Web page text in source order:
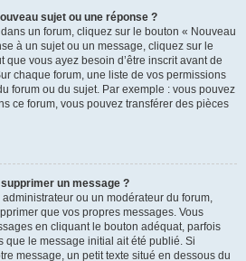
sujet ou une réponse ?
un forum, cliquez sur le bouton « Nouveau
à un sujet ou un message, cliquez sur le
que vous ayez besoin d’être inscrit avant de
chaque forum, une liste de vos permissions
forum ou du sujet. Par exemple : vous pouvez
ce forum, vous pouvez transférer des pièces
un message ?
ou un modérateur du forum,
que vos propres messages. Vous
en cliquant le bouton adéquat, parfois
que le message initial ait été publié. Si
message, un petit texte situé en dessous du